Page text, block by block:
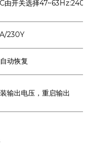
由开关选择47~63Hz:240-
230Y
动恢复
输出电压，重启输出